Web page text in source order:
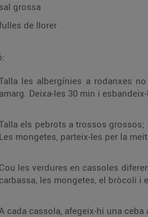
sal grossa
de llorer
les albergínies a rodanxes
amarg. Deixa-les 30 min i
els pebrots a trossos grossos;
Les mongetes, parteix-les per la
Cou les verdures en cassoles
carbassa, les mongetes, el bròcoli i
cada cassola, afegeix-hi una